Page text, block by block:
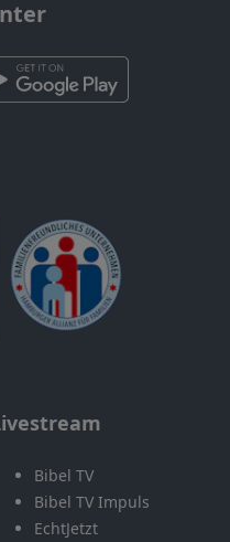
Bibel TV
Bibel TV Impuls
EchtJetzt